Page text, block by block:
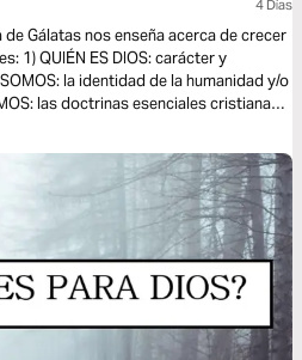
4 Dias
Gálatas nos enseña acerca de crecer
1) QUIÉN ES DIOS: carácter y
las doctrinas esenciales cristianas.